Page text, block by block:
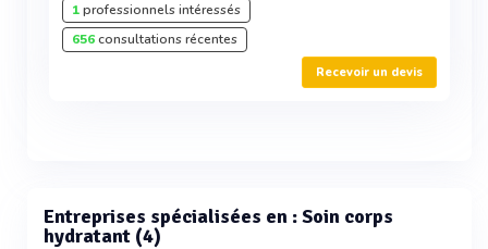
1professionnels intéressés
656consultations récentes
Recevoir un devis
Entreprises spécialisées en : Soin corps
hydratant (4)